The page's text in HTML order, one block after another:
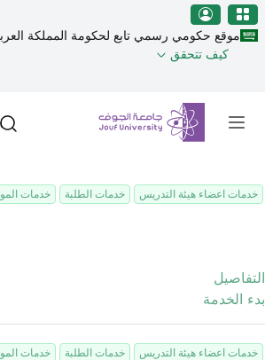
منطقة الجوف-جامعة
تجاوز إلى المحتوى الرئيسي
موقع حكومي رسمي تابع لحكومة المملكة
كيف تتحقق
Primary menu
خدمات اعضاء هيئة التدريس خدمات الطلبة خدمات
التفاصيل
بدء الخدمة
خدمات اعضاء هيئة التدريس خدمات الطلبة خدمات